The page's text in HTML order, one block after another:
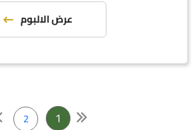
عرض الالبوم
1
2